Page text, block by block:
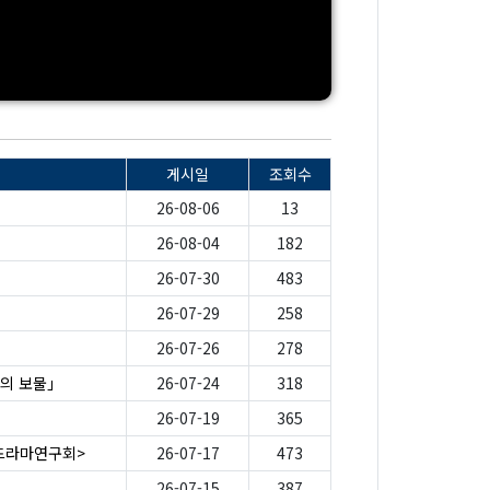
게시일
조회수
26-08-06
13
26-08-04
182
26-07-30
483
26-07-29
258
26-07-26
278
보물」
26-07-24
318
26-07-19
365
마연구회>
26-07-17
473